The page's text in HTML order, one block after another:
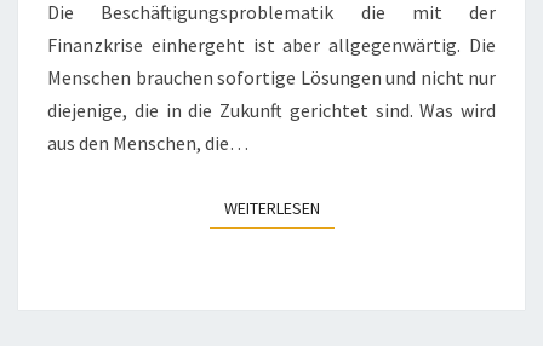
Die Beschäftigungsproblematik die mit der
Finanzkrise einhergeht ist aber allgegenwärtig. Die
Menschen brauchen sofortige Lösungen und nicht nur
diejenige, die in die Zukunft gerichtet sind. Was wird
aus den Menschen, die…
WEITERLESENWEITERLESEN